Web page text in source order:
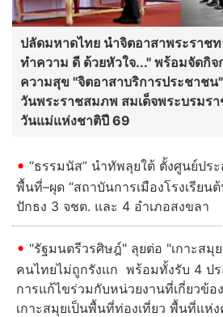
ปลัดมหาดไทย นำจิตอาสาพระราช
ทำความ ดี ด้วยหัวใจ..." พร้อมจัดกิจ
ความสุข "จิตอาสาบริการประชาชน
วันพระราชสมภพ สมเด็จพระบรมร
วันแม่แห่งชาติปี 69
“ธรรมนัส” นำทัพลุยใต้ ตั้งศูนย์ปร
พื้นที่–ผุด “สถาบันการเมืองโรงเรียน
ปักธง 3 จชต. และ 4 อำเภอสงขลา
"รัฐมนตรีวรศิษฎ์" ลุยต่อ "เกาะสมุ
คนไทยไม่ถูกรังแก พร้อมทั้งรับ 4 ป
การแก้ไขร่วมกับหน่วยงานที่เกี่ยวข้อ
เกาะสมุยเป็นพื้นที่ท่องเที่ยว พื้นที่แห่